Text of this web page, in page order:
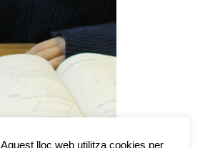
Aquest lloc web utilitza cookies per